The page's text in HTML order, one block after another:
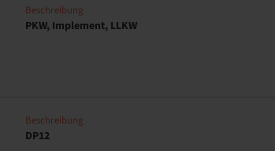
Beschreibung
PKW, Implement, LLKW
Beschreibung
DP12